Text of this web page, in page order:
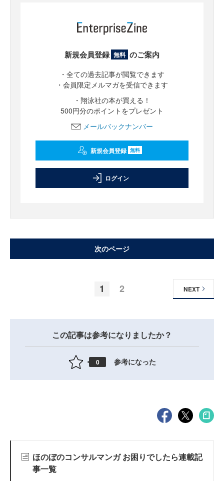
新規会員登録 無料 のご案内
・全ての過去記事が閲覧できます
・会員限定メルマガを受信できます
・翔泳社の本が買える！
500円分のポイントをプレゼント
メールバックナンバー
新規会員登録 無料
ログイン
次のページ
1 2 NEXT
この記事は参考になりましたか？
0 参考になった
ほのぼのコンサルマンガ お困りでしたら連載記
事一覧